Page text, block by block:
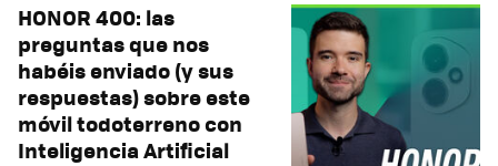
HONOR 400: las
preguntas que nos
habéis enviado (y sus
respuestas) sobre este
móvil todoterreno con
Inteligencia Artificial